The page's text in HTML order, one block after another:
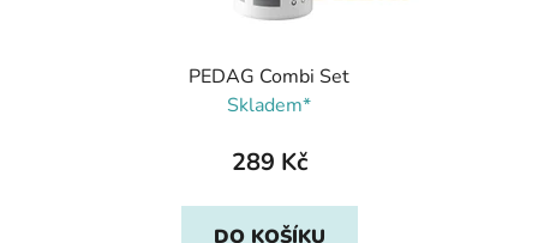
PEDAG Combi Set
Skladem*
289 Kč
DO KOŠÍKU